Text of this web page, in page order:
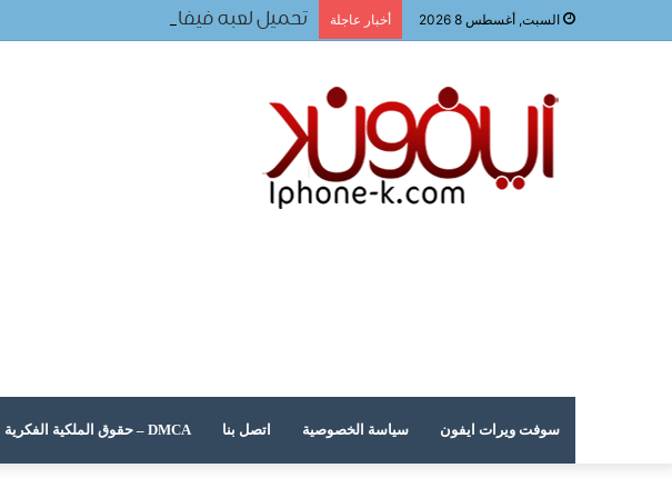
السبت, أغسطس 8 2026 أخبار عاجلة تحميل لعبه فيفا ٢٠٢٤ للجوال
سوفت ويرات ايفون سياسة الخصوصية اتصل بنا DMCA – حقوق الملكية الفكرية